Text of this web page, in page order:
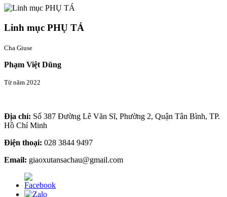
Linh mục PHỤ TÁ
Cha Giuse
Phạm Việt Dũng
Từ năm 2022
Địa chỉ: Số 387 Đường Lê Văn Sĩ, Phường 2, Quận Tân Bình, TP.
Hồ Chí Minh
Điện thoại: 028 3844 9497
Email: giaoxutansachau@gmail.com